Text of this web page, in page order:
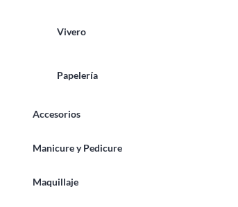
Vivero
Papelería
Accesorios
Manicure y Pedicure
Maquillaje